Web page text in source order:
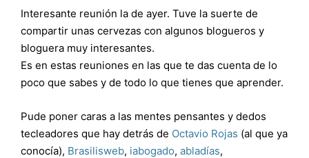
Interesante reunión la de ayer. Tuve la suerte de
compartir unas cervezas con algunos blogueros y
bloguera muy interesantes.
Es en estas reuniones en las que te das cuenta de lo
poco que sabes y de todo lo que tienes que aprender.
Pude poner caras a las mentes pensantes y dedos
tecleadores que hay detrás de Octavio Rojas (al que ya
conocía), Brasilisweb, iabogado, abladías,